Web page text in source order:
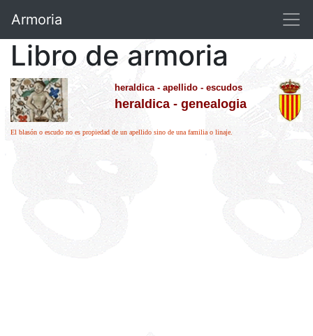
Armoria
Libro de armoria
heraldica - apellido - escudos
heraldica - genealogia
El blasón o escudo no es propiedad de un apellido sino de una familia o linaje.